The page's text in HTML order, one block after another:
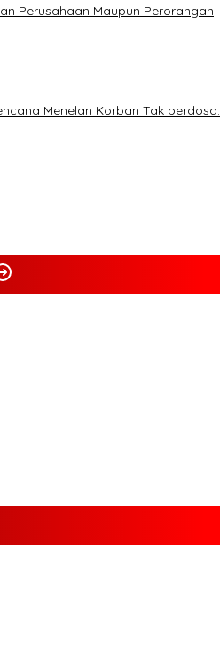
Perusahaan Maupun Perorangan
Menelan Korban Tak berdosa.